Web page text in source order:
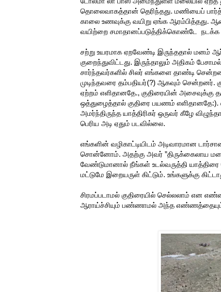
தொலைவாகத்தான் தெரிந்தது. மணியைப்
காலை உணவுக்கு வயிறு ஏங்க ஆரம்பித்தது.
வயிற்றை சமாதானப்படுத்திக்கொண்டே
சற்று உயரமாக ஏறவேண்டி இருந்ததால் மனம்
குறைந்துவிட்டது. இருந்தாலும் அதிகம்
சார்ந்தவர்களில் சிலர் எங்களை தாண்டி
முடிந்தவரை தம்பதியர்(?) ஆகவும் சென்றனர்.
ஏற்றம் எளிதானதே., குதிரையின் அசைவுக்கு
ஒத்துழைத்தால் குதிரை பயணம்
அமர்ந்திருந்த யாத்திரிகர் ஒருவர் கீழே
பெரிய அடி ஏதும் படவில்லை.
எங்களின் வழிகாட்டியிடம் அடிவாரமான
சொன்னோம். அதற்கு அவர் ”திருக்கைலாய
வேண்டுமானால் நீங்கள் உடல்வருத்தி
மட்டுமே இறையருள் கிட்டும். உங்களுக்கு
சிரமப்படாமல் குதிரையில் செல்லலாம் என
ஆராய்ச்சியும் பண்ணாமல் அந்த எண்ணத்தையும்